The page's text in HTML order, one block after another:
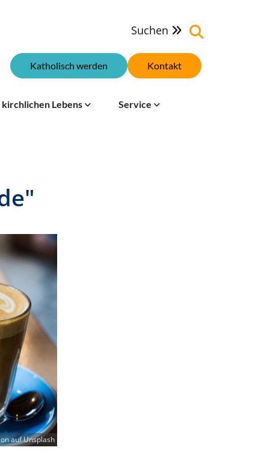
Suchen 
Kontakt
Katholisch werden
Lebens Service
auf Unsplash